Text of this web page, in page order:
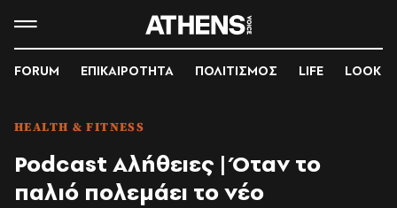
FORUM ΕΠΙΚΑΙΡΟΤΗΤΑ ΠΟΛΙΤΙΣΜΟΣ LIFE LOOK
HEALTH & FITNESS
Podcast Αλήθειες | Όταν το
παλιό πολεμάει το νέο